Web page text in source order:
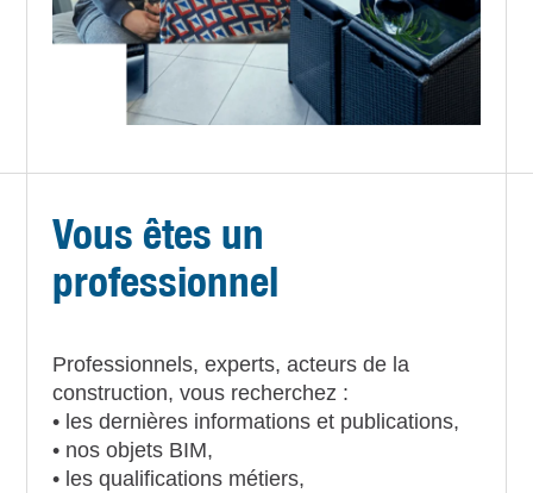
Vous êtes un
professionnel
Professionnels, experts, acteurs de la
construction, vous recherchez :
• les dernières informations et publications,
• nos objets BIM,
• les qualifications métiers,